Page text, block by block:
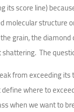
its score line)
molecular structure
grain, the
shattering. The
from exceeding
where to
when we want to